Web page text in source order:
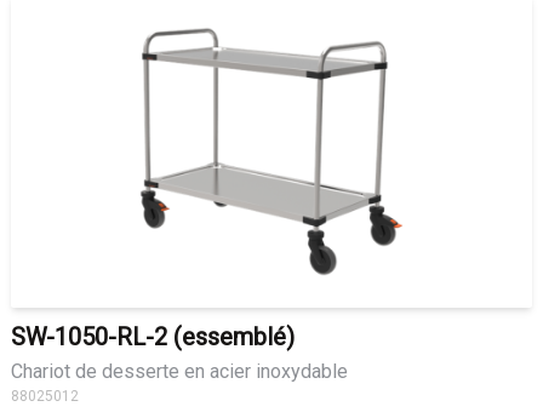
SW-1050-RL-2 (essemblé)
Chariot de desserte en acier inoxydable
88025012